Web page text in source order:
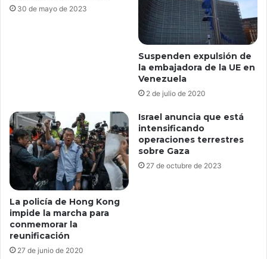
30 de mayo de 2023
Suspenden expulsión de
la embajadora de la UE en
Venezuela
2 de julio de 2020
La policía de Hong Kong
impide la marcha para
conmemorar la
reunificación
27 de junio de 2020
Israel anuncia que está
intensificando
operaciones terrestres
sobre Gaza
27 de octubre de 2023